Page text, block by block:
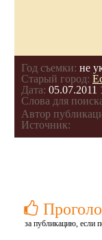
Год съемки: не
Старый город:
Дата: 05.07.2011
Слова для
Автор
Источник:
за публикацию, если